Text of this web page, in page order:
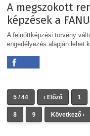
A megszokott
képzések a
A felnőttképzési törvény
engedélyezés alapján lehet
5 / 44 ‹ Előző 1
8 9 Következő ›